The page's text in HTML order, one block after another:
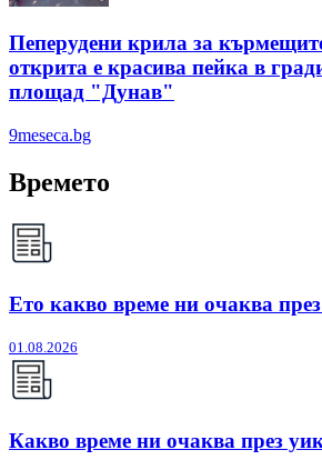
Пеперудени крила за
открита е красива пейка в
площад "Дунав"
9meseca.bg
Времето
Ето какво време ни очаква
01.08.2026
Какво време ни очаква през